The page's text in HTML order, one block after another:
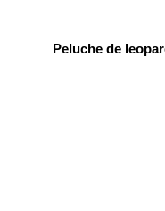
Peluche de